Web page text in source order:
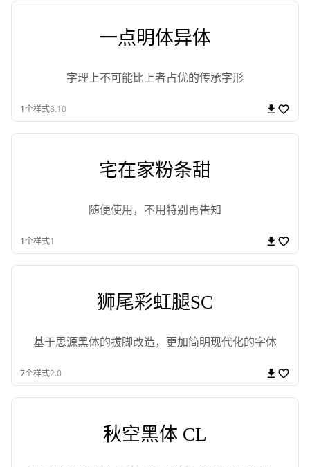
一点明体异体
字理上不可能比上者占优的传承字形
1个样式8.10
宅在家粉条甜
随便使用，不用特别再告知
1个样式1
狮尾彩虹腿SC
基于思源黑体的拔脚改造，更加简明现代化的字体
7个样式2.0
秋空󠄁黑体 CL